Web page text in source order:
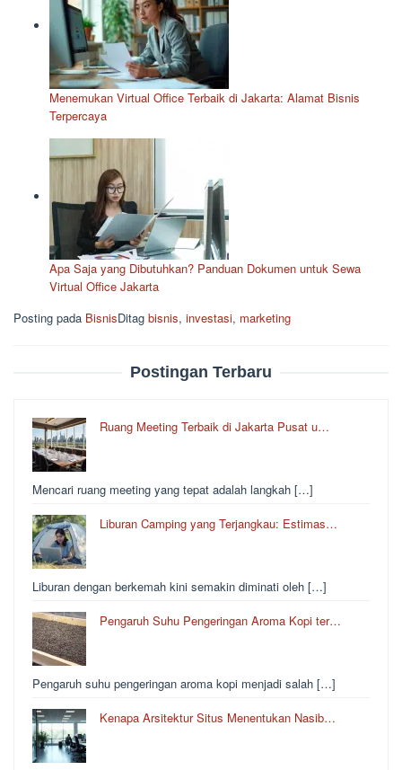
Menemukan Virtual Office Terbaik di Jakarta: Alamat Bisnis
Terpercaya
Apa Saja yang Dibutuhkan? Panduan Dokumen untuk Sewa
Virtual Office Jakarta
Posting pada BisnisDitag bisnis, investasi, marketing
Postingan Terbaru
Ruang Meeting Terbaik di Jakarta Pusat u…
Mencari ruang meeting yang tepat adalah langkah […]
Liburan Camping yang Terjangkau: Estimas…
Liburan dengan berkemah kini semakin diminati oleh […]
Pengaruh Suhu Pengeringan Aroma Kopi ter…
Pengaruh suhu pengeringan aroma kopi menjadi salah […]
Kenapa Arsitektur Situs Menentukan Nasib…